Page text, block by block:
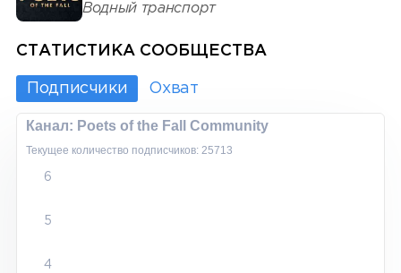
Водный транспорт
СТАТИСТИКА СООБЩЕСТВА
Подписчики Охват
Канал: Poets of the Fall Community
Текущее количество подписчиков: 25713
6
5
4